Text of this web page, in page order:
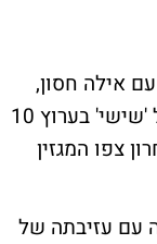
עם אילה חסון,
, התחזקה ב-16% מ-6.9% ל-8%. בשידור הראשון של 'שישי' בערוץ 10
האחרון צפו המגזין
עם עזיבתה של